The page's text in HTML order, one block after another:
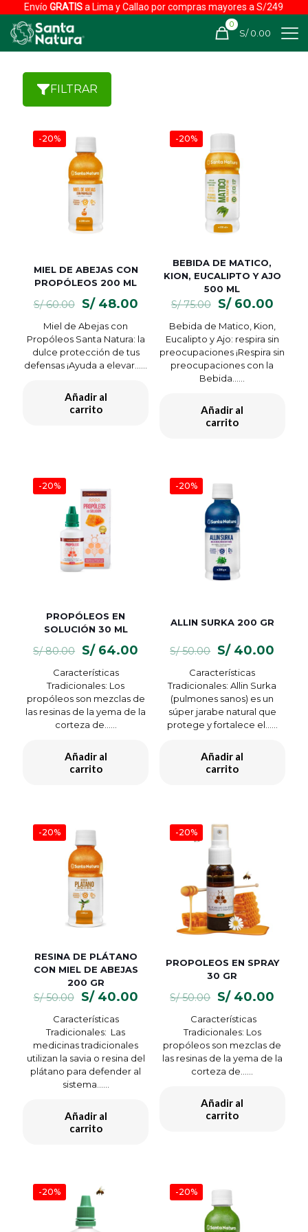
GRATISa Lima y Callao por compras mayores a S/249
0
S/ 0.00
FILTRAR
-20%
MIEL DE ABEJAS CON
PROPÓLEOS 200 ML
S/60.00
El
original
era:
S/ 60.00.
S/48.00El
actual
es:
S/ 48.00.
Miel de Abejas con
Propóleos Santa Natura: la
dulce protección de tus
defensas ¡Ayuda a elevar…...
Añadir al
carrito
-20%
BEBIDA DE MATICO,
KION, EUCALIPTO Y AJO
500 ML
S/75.00
El
original
era:
S/ 75.00.
S/60.00El
es:
S/
Bebida de Matico, Kion,
Eucalipto y Ajo: respira sin
preocupaciones ¡Respira sin
preocupaciones con la
Bebida…...
Añadir al
carrito
-20%
PROPÓLEOS EN
SOLUCIÓN 30 ML
S/80.00
El
original
era:
S/ 80.00.
S/64.00
S/ 64.00.
Características
Tradicionales: Los
propóleos son mezclas de
las resinas de la yema de la
corteza de…...
Añadir al
carrito
-20%
ALLIN SURKA 200 GR
S/50.00 El
original
era:
S/ 50.00.
S/40.00
es:
Características
Tradicionales: Allin Surka
(pulmones sanos) es un
súper jarabe natural que
protege y fortalece el…...
Añadir al
carrito
-20%
RESINA DE PLÁTANO
CON MIEL DE ABEJAS
200 GR
S/50.00
El
original
era:
S/ 50.00.
S/40.00El
S/ 40.00.
Características
Tradicionales: Las
medicinas tradicionales
utilizan la savia o resina del
plátano para defender al
sistema…...
Añadir al
carrito
-20%
PROPOLEOS EN SPRAY
30 GR
S/50.00 El
original
era:
S/ 50.00.
S/40.00
S/
Características
Tradicionales: Los
propóleos son mezclas de
las resinas de la yema de la
corteza de…...
Añadir al
carrito
-20% -20%